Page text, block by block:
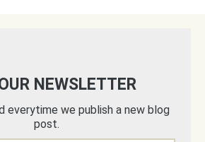
NEWSLETTER
everytime we publish a new blog
post.